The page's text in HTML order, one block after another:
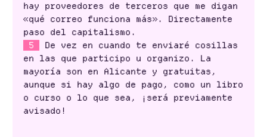
hay proveedores de terceros que me digan
«qué correo funciona más». Directamente
paso del capitalismo.
5
De vez en cuando te enviaré cosillas
en las que participo u organizo. La
mayoría son en Alicante y gratuitas,
aunque si hay algo de pago, como un libro
o curso o lo que sea, ¡será previamente
avisado!